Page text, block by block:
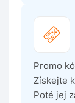
Promo
Získejte
Poté jej